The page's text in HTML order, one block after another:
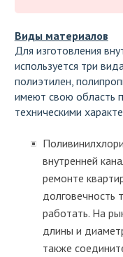
Виды материалов
Для изготовления
используется три
полиэтилен,
имеют свою область
техническими
внутренней
ремонте
долговечность
работать. На
длины и
также